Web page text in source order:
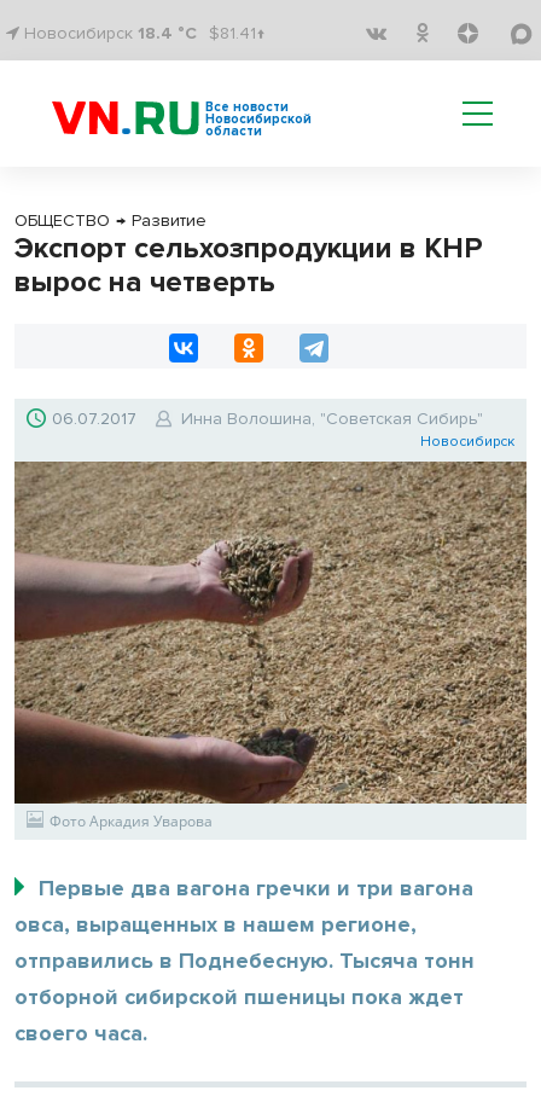
Новосибирск 18.4 °C $81.41↑
Все новости
Новосибирской
области
ОБЩЕСТВО → Развитие
Экспорт сельхозпродукции в КНР
вырос на четверть
06.07.2017 Инна Волошина, "Советская Сибирь"
Новосибирск
Фото Аркадия Уварова
Первые два вагона гречки и три вагона
овса, выращенных в нашем регионе,
отправились в Поднебесную. Тысяча тонн
отборной сибирской пшеницы пока ждет
своего часа.